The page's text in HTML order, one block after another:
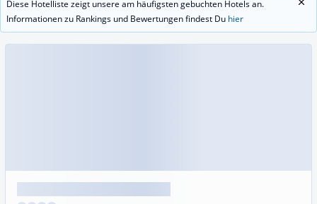
Diese Hotelliste zeigt unsere am häufigsten gebuchten Hotels an.
Informationen zu Rankings und Bewertungen findest Du hier